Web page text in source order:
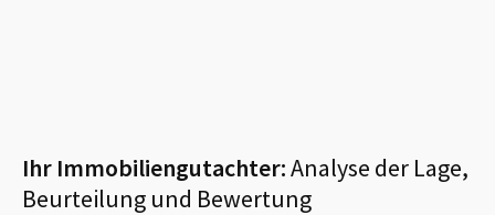
Ihr Immobiliengutachter:Analyse der Lage,
Beurteilung und Bewertung